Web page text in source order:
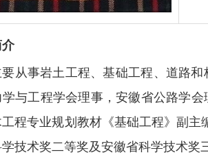
要从事岩土工程、基础工程、道路
与工程学会理事，安徽省公路学
程专业规划教材《基础工程》副
技术奖二等奖及安徽省科学技术奖